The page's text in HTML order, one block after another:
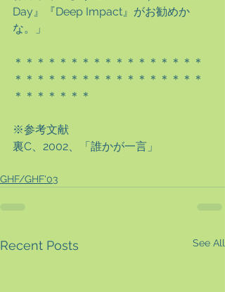
Day』『Deep Impact』がお勧めか
な。」
＊＊＊＊＊＊＊＊＊＊＊＊＊＊＊＊＊
＊＊＊＊＊＊＊＊＊＊＊＊＊＊＊＊＊
＊＊＊＊＊＊＊
※参考文献
裏C、2002、「誰かが一言」
GHF/GHF'03
Recent Posts See All